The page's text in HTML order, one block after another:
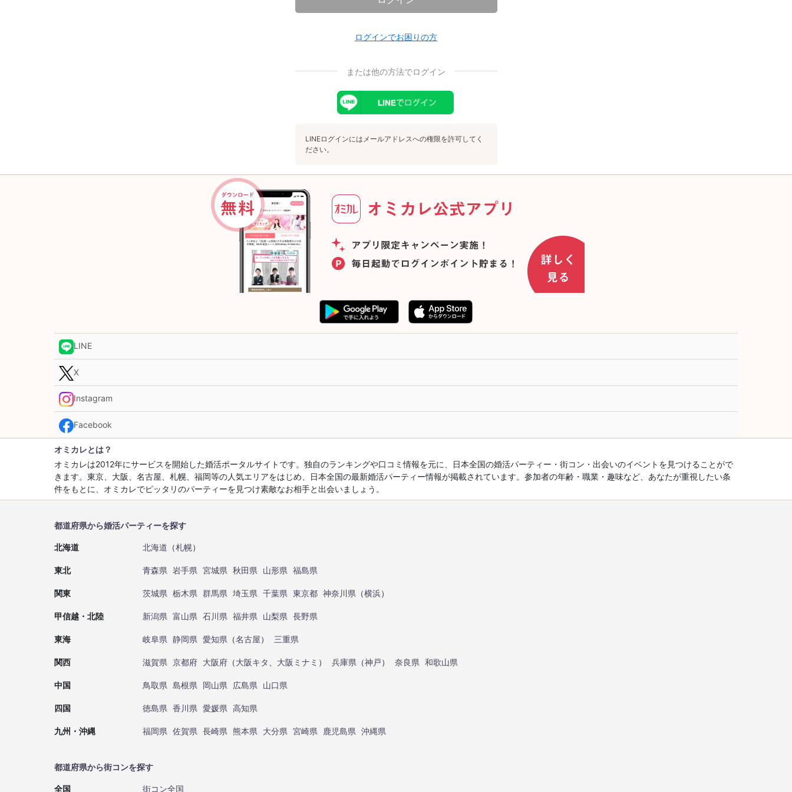
ログインでお困りの方
または他の方法でログイン
LINEログインにはメールアドレスへの権限を許可してく
ださい。
LINE
X
Instagram
Facebook
オミカレとは？
オミカレは2012年にサービスを開始した婚活ポータルサイトです。独自のランキングや口コミ情報を元に、日本全国の婚活パーティー・街コン・出会いのイベントを見つけることがで
きます。東京、大阪、名古屋、札幌、福岡等の人気エリアをはじめ、日本全国の最新婚活パーティー情報が掲載されています。参加者の年齢・職業・趣味など、あなたが重視したい条
件をもとに、オミカレでピッタリのパーティーを見つけ素敵なお相手と出会いましょう。
都道府県から婚活パーティーを探す
北海道 北海道 （札幌）
東北 青森県 岩手県 宮城県 秋田県 山形県 福島県
関東 茨城県 栃木県 群馬県 埼玉県 千葉県 東京都 神奈川県 （横浜）
甲信越・北陸 新潟県 富山県 石川県 福井県 山梨県 長野県
東海 岐阜県 静岡県 愛知県 （名古屋） 三重県
関西 滋賀県 京都府 大阪府 （大阪キタ 大阪ミナミ ） 兵庫県 （神戸） 奈良県 和歌山県
中国 鳥取県 島根県 岡山県 広島県 山口県
四国 徳島県 香川県 愛媛県 高知県
九州・沖縄 福岡県 佐賀県 長崎県 熊本県 大分県 宮崎県 鹿児島県 沖縄県
都道府県から街コンを探す
全国 街コン全国